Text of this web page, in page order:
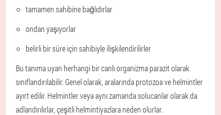
tamamen sahibine bağlıdırlar
ondan yaşıyorlar
belirli bir süre için sahibiyle ilişkilendirilirler
Bu tanıma uyan herhangi bir canlı organizma parazit olarak
sınıflandırılabilir. Genel olarak, aralarında protozoa ve helmintler
ayırt edilir. Helmintler veya aynı zamanda solucanlar olarak da
adlandırılırlar, çeşitli helmintiyazlara neden olurlar.